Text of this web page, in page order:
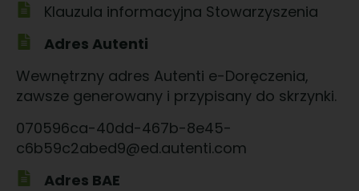
Klauzula informacyjna Stowarzyszenia
Adres Autenti
Wewnętrzny adres Autenti e-Doręczenia,
zawsze generowany i przypisany do skrzynki.
070596ca-40dd-467b-8e45-
c6b59c2abed9@ed.autenti.com
Adres BAE